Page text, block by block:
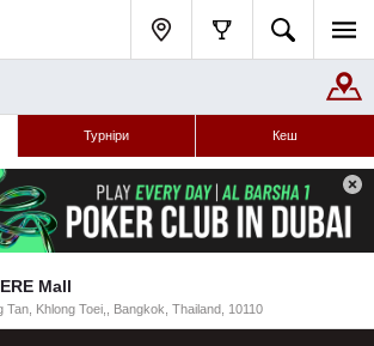
Турніри Кеш
Mall
Tan, Khlong Toei,, Bangkok, Thailand, 10110